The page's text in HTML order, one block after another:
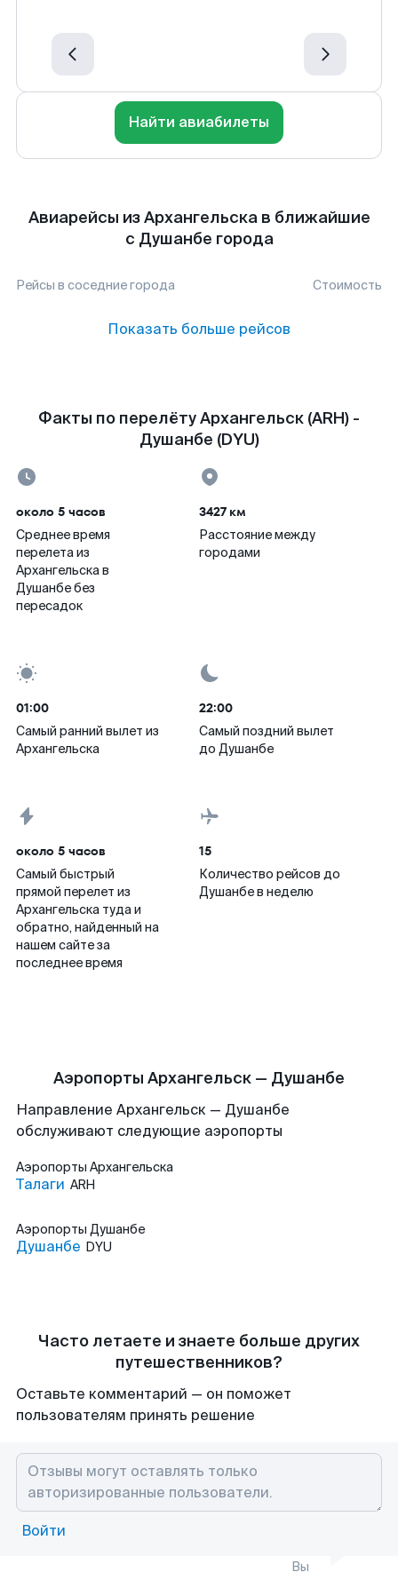
Найти авиабилеты
Авиарейсы из Архангельска в ближайшие
с Душанбе города
Рейсы в соседние города Стоимость
Показать больше рейсов
Факты по перелёту Архангельск (ARH) -
Душанбе (DYU)
около 5 часов
Среднее время
перелета из
Архангельска в
Душанбе без
пересадок
3427 км
Расстояние между
городами
01:00
Самый ранний вылет из
Архангельска
22:00
Самый поздний вылет
до Душанбе
около 5 часов
Самый быстрый
прямой перелет из
Архангельска туда и
обратно, найденный на
нашем сайте за
последнее время
15
Количество рейсов до
Душанбе в неделю
Аэропорты Архангельск — Душанбе
Направление Архангельск — Душанбе
обслуживают следующие аэропорты
Аэропорты Архангельска
Талаги ARH
Аэропорты Душанбе
Душанбе DYU
Часто летаете и знаете больше других
путешественников?
Оставьте комментарий — он поможет
пользователям принять решение
Войти
Вы